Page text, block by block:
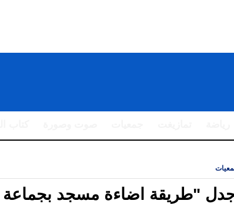
"طريقة اضاءة مسجد بجماعة